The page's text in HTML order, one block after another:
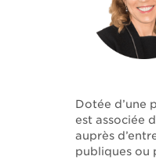
Dotée d’une
est associée
auprès
publiques ou